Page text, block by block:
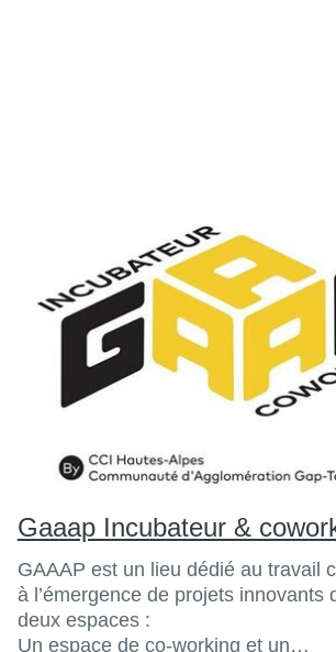
Gaaap Incubateur &
GAAAP est un lieu dédié au travail
à l’émergence de projets innovants
deux espaces :
Un espace de co-working et un…